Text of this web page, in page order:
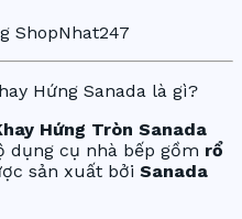
ShopNhat247
Hứng Sanada là gì?
Hứng Tròn Sanada
dụng cụ nhà bếp gồm rổ
sản xuất bởi Sanada